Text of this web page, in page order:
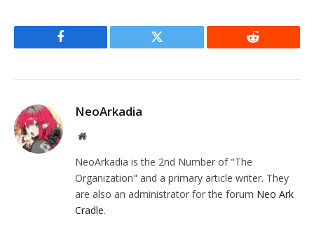
Facebook Twitter Reddit
NeoArkadia
Website
NeoArkadia is the 2nd Number of "The
Organization" and a primary article writer. They
are also an administrator for the forum Neo Ark
Cradle.